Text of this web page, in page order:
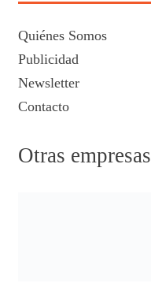
Quiénes Somos
Publicidad
Newsletter
Contacto
Otras empresas